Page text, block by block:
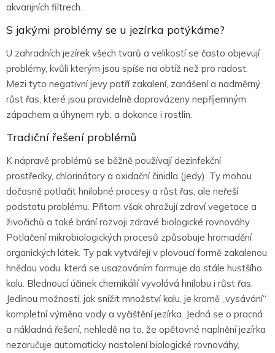
akvarijních filtrech.
S jakými problémy se u jezírka potýkáme?
U zahradních jezírek všech tvarů a velikostí se často objevují
problémy, kvůli kterým jsou spíše na obtíž než pro radost.
Mezi tyto negativní jevy patří zakalení, zanášení a nadměrný
růst řas, které jsou pravidelně doprovázeny nepříjemným
zápachem a úhynem ryb, a dokonce i rostlin.
Tradiční řešení problémů
K nápravě problémů se běžně používají dezinfekční
prostředky, chlorinátory a oxidační činidla (jedy). Ty mohou
dočasně potlačit hnilobné procesy a růst řas, ale neřeší
podstatu problému. Přitom však ohrožují zdraví vegetace a
živočichů a také brání rozvoji zdravé biologické rovnováhy.
Potlačení mikrobiologických procesů způsobuje hromadění
organických látek. Ty pak vytvářejí v plovoucí formě zakalenou
hnědou vodu, která se usazováním formuje do stále hustšího
kalu. Blednoucí účinek chemikálií vyvolává hnilobu i růst řas.
Jedinou možností, jak snížit množství kalu, je kromě „vysávání“
kompletní výměna vody a vyčištění jezírka. Jedná se o pracná
a nákladná řešení, nehledě na to, že opětovné naplnění jezírka
nezaručuje automaticky nastolení biologické rovnováhy,